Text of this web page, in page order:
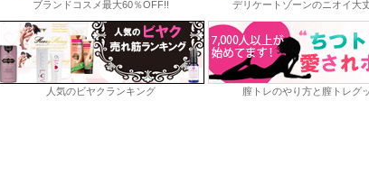
ブランドコスメ最大60％OFF!! デリケートゾーンのニオイ大
人気のビヤクランキング 膣トレのやり方と膣トレグ